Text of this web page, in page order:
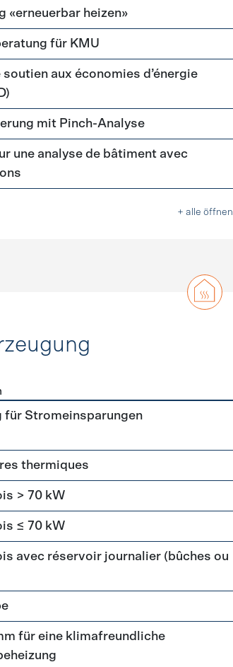
«erneuerbar heizen»
für KMU
aux économies d’énergie
mit Pinch-Analyse
une analyse de bâtiment avec
+ alle öffnen
Wärmeerzeugung
für Stromeinsparungen
thermiques
> 70 kW
≤ 70 kW
avec réservoir journalier (bûches ou
für eine klimafreundliche